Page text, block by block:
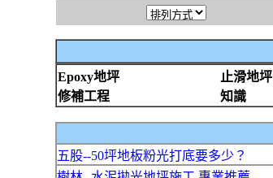
Epoxy地坪
止滑地坪
修補工程
知識
五股--50坪地板粉光打底要多少？